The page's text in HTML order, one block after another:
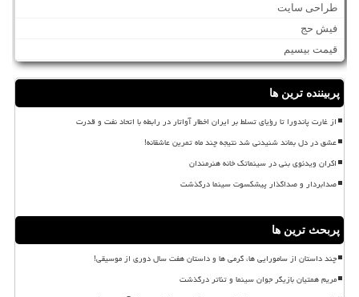
طراحی سایت
فیش حج
قیمت بیسیم
پربیننده ترین ها
از غارت پاندورا تا رؤیای تسلط بر ایران اخطار آواتار در رابطه با اتحاد نفت و قدرت
عشق در دل بماند شنیدنی شد نتیجه چند ماه تمرین عاشقانه!
اکران ویدئوی بنی در سینماتک خانه هنرمندان
صدابردار و صداگذار پیشکسوت سینما درگذشت
پربحث ترین ها
چند داستان از سامورایی ها، گرمی ها و داستان هفت سال دوری از موسیقی!
مریم همتیان بازیگر جوان سینما و تئاتر درگذشت